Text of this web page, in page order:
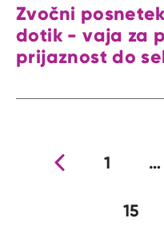
Zvočni
dotik - vaja za
prijaznost do
Prejšnja stran
1 …
15